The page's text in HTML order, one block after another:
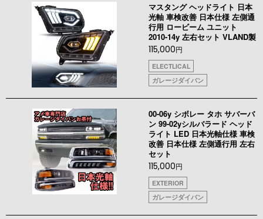
マスタング ヘッドライト 日本
光軸 車検改善 日本仕様 左側通
行用 ロービーム ユニット
2010-14y 左右セット VLAND製
115,000円
ELECTLICAL
ガレージダイバン
00-06y シボレー タホ サバーバ
ン 99-02yシルバラード ヘッド
ライト LED 日本光軸仕様 車検
改善 日本仕様 左側通行用 左右
セット
115,000円
EXTERIOR
ガレージダイバン